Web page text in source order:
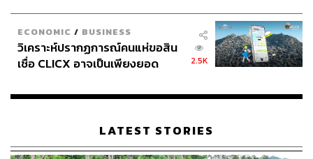
ECONOMIC / BUSINESS
วิเคราะห์ปรากฏการณ์คนแห่ขอสิน
เชื่อ CLICX อาจเป็นเพียงยอด
เรือนไทยที่ถูกซุกไว้
2.5K
LATEST STORIES